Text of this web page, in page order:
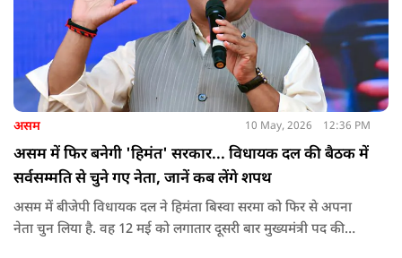
असम 10 May, 2026 12:36 PM
असम में फिर बनेगी 'हिमंत' सरकार... विधायक दल की बैठक में
सर्वसम्मति से चुने गए नेता, जानें कब लेंगे शपथ
असम में बीजेपी विधायक दल ने हिमंता बिस्वा सरमा को फिर से अपना
नेता चुन लिया है. वह 12 मई को लगातार दूसरी बार मुख्यमंत्री पद की